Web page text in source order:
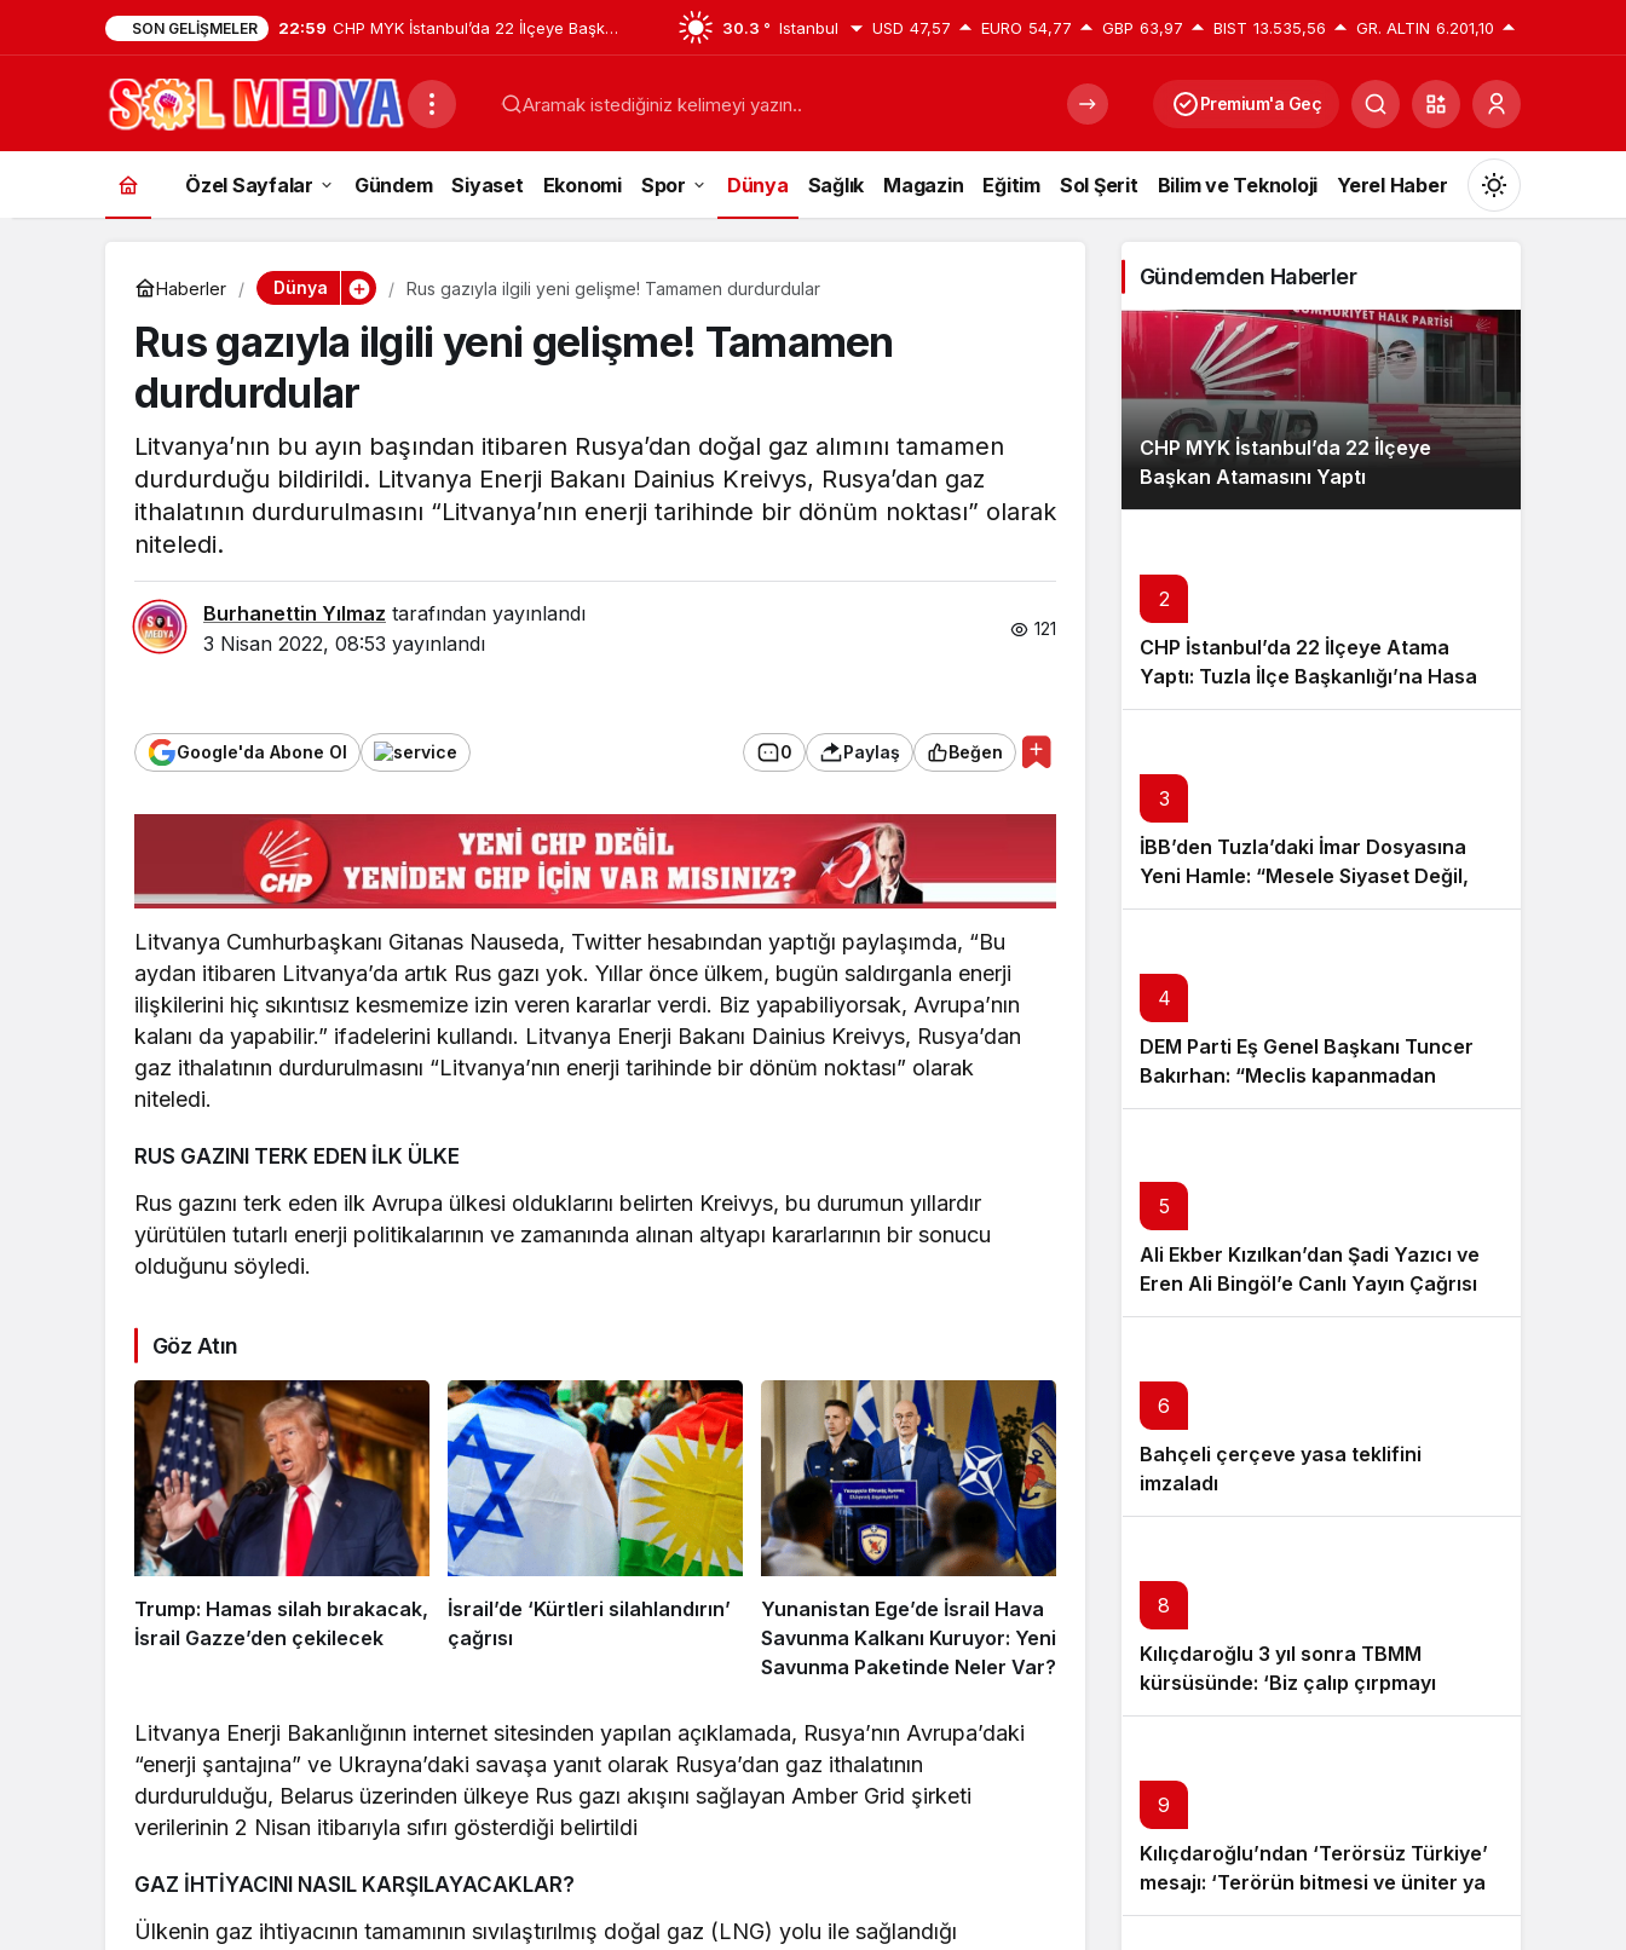
SON GELIŞMELER 22:59 CHP MYK İstanbul’da 22 İlçeye Başkan
Atamasını Yaptı
30.3 ° Istanbul USD 47,57 EURO 54,77 GBP 63,97 BIST 13.535,56 GR. ALTIN 6.201,10
Aramak istediğiniz kelimeyi yazın.. Premium'a Geç
Özel Sayfalar Gündem Siyaset Ekonomi Spor Dünya Sağlık Magazin Eğitim Sol Şerit Bilim ve Teknoloji Yerel Haber
Mod
değiştir
Gündüz Modu
Gündüz modunu seçin.
Gece Modu
Haberler Dünya Rus gazıyla ilgili yeni gelişme! Tamamen durdurdular
Rus gazıyla ilgili yeni gelişme! Tamamen
durdurdular
Litvanya’nın bu ayın başından itibaren Rusya’dan doğal gaz alımını tamamen
durdurduğu bildirildi. Litvanya Enerji Bakanı Dainius Kreivys, Rusya’dan gaz
ithalatının durdurulmasını “Litvanya’nın enerji tarihinde bir dönüm noktası” olarak
niteledi.
Burhanettin Yılmaz tarafından yayınlandı
3 Nisan 2022, 08:53 yayınlandı
121
Google'da Abone Ol 0 Paylaş Beğen
Litvanya Cumhurbaşkanı Gitanas Nauseda, Twitter hesabından yaptığı paylaşımda, “Bu
aydan itibaren Litvanya’da artık Rus gazı yok. Yıllar önce ülkem, bugün saldırganla enerji
ilişkilerini hiç sıkıntısız kesmemize izin veren kararlar verdi. Biz yapabiliyorsak, Avrupa’nın
kalanı da yapabilir.” ifadelerini kullandı. Litvanya Enerji Bakanı Dainius Kreivys, Rusya’dan
gaz ithalatının durdurulmasını “Litvanya’nın enerji tarihinde bir dönüm noktası” olarak
niteledi.
RUS GAZINI TERK EDEN İLK ÜLKE
Rus gazını terk eden ilk Avrupa ülkesi olduklarını belirten Kreivys, bu durumun yıllardır
yürütülen tutarlı enerji politikalarının ve zamanında alınan altyapı kararlarının bir sonucu
olduğunu söyledi.
Göz Atın
Trump: Hamas silah bırakacak,
İsrail Gazze’den çekilecek
İsrail’de ‘Kürtleri silahlandırın’
çağrısı
Yunanistan Ege’de İsrail Hava
Savunma Kalkanı Kuruyor: Yeni
Savunma Paketinde Neler Var?
Litvanya Enerji Bakanlığının internet sitesinden yapılan açıklamada, Rusya’nın Avrupa’daki
“enerji şantajına” ve Ukrayna’daki savaşa yanıt olarak Rusya’dan gaz ithalatının
durdurulduğu, Belarus üzerinden ülkeye Rus gazı akışını sağlayan Amber Grid şirketi
verilerinin 2 Nisan itibarıyla sıfırı gösterdiği belirtildi
GAZ İHTİYACINI NASIL KARŞILAYACAKLAR?
Ülkenin gaz ihtiyacının tamamının sıvılaştırılmış doğal gaz (LNG) yolu ile sağlandığı
Gündemden Haberler
CHP MYK İstanbul’da 22 İlçeye
Başkan Atamasını Yaptı
2
CHP İstanbul’da 22 İlçeye Atama
Yaptı: Tuzla İlçe Başkanlığı’na Hasan
Uzunyayla Getirildi
3
İBB’den Tuzla’daki İmar Dosyasına
Yeni Hamle: “Mesele Siyaset Değil,
Kamu Yararı”
4
DEM Parti Eş Genel Başkanı Tuncer
Bakırhan: “Meclis kapanmadan
çerçeve yasa çıkarılmalıdır”
5
Ali Ekber Kızılkan’dan Şadi Yazıcı ve
Eren Ali Bingöl’e Canlı Yayın Çağrısı
6
Bahçeli çerçeve yasa teklifini
imzaladı
7
Özgür Özel istifa çağrısı yaptı:
Darbecilerden butlancılardan
kurtulun
8
Kılıçdaroğlu 3 yıl sonra TBMM
kürsüsünde: ‘Biz çalıp çırpmayı
bilmeyiz’
9
Kılıçdaroğlu’ndan ‘Terörsüz Türkiye’
mesajı: ‘Terörün bitmesi ve üniter yapı
kırmızı çizgimizdir’